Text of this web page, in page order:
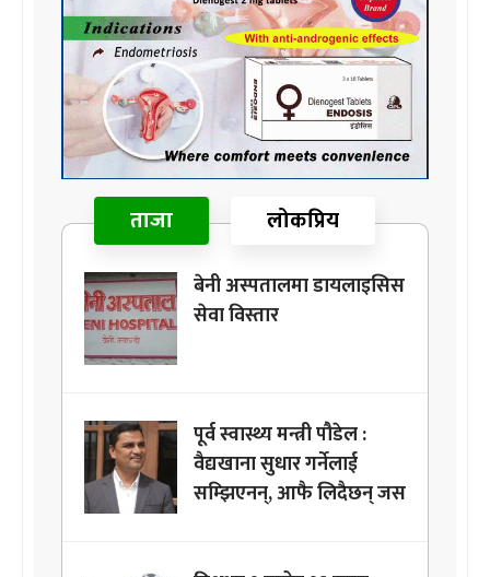
ताजा लोकप्रिय
बेनी अस्पतालमा डायलाइसिस
सेवा विस्तार
पूर्व स्वास्थ्य मन्त्री पौडेल :
वैद्यखाना सुधार गर्नेलाई
सम्झिएनन्, आफै लिदैछन् जस